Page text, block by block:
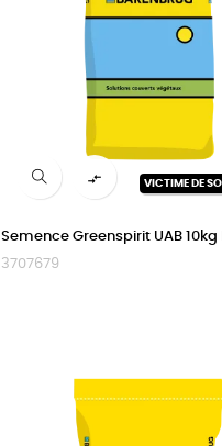
VICTIME DE

Semence Greenspirit UAB
3707679